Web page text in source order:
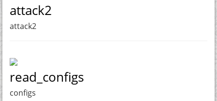
attack2
attack2
read_configs
configs